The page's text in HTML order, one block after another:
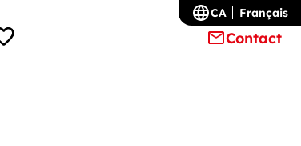
Contact
CA Français